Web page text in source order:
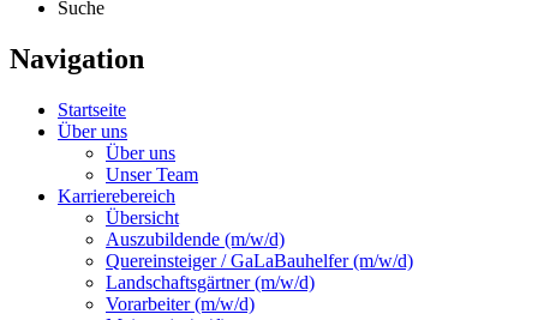
Suche
Navigation
Startseite
Über uns
Über uns
Unser Team
Karrierebereich
Übersicht
Auszubildende (m/w/d)
Quereinsteiger / GaLaBauhelfer (m/w/d)
Landschaftsgärtner (m/w/d)
Vorarbeiter (m/w/d)